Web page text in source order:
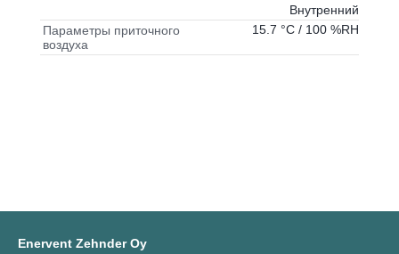
Внутренний
Параметры приточного
воздуха
15.7 °C / 100 %RH
Enervent Zehnder Oy